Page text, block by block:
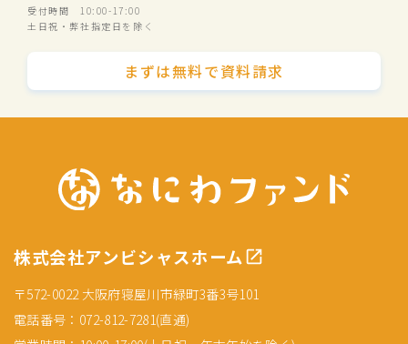
受付時間 10:00-17:00
土日祝・弊社指定日を除く
まずは無料で資料請求
株式会社アンビシャスホーム
〒572-0022 大阪府寝屋川市緑町3番3号101
電話番号：072-812-7281(直通)